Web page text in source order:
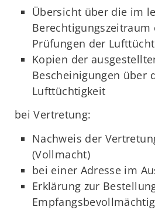
Übersicht über die im
Prüfungen der
Kopien der
Bescheinigungen über
Lufttüchtigkeit
bei Vertretung:
Nachweis der
(Vollmacht)
bei einer Adresse im
Erklärung zur